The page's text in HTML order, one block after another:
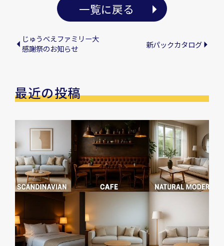
一覧に戻る
じゅうべえファミリー大
感謝祭のお知らせ
新パックカタログ
最近の投稿